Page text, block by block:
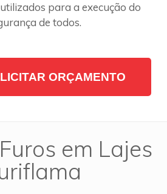
para a execução do
de todos.
ORÇAMENTO
em Lajes